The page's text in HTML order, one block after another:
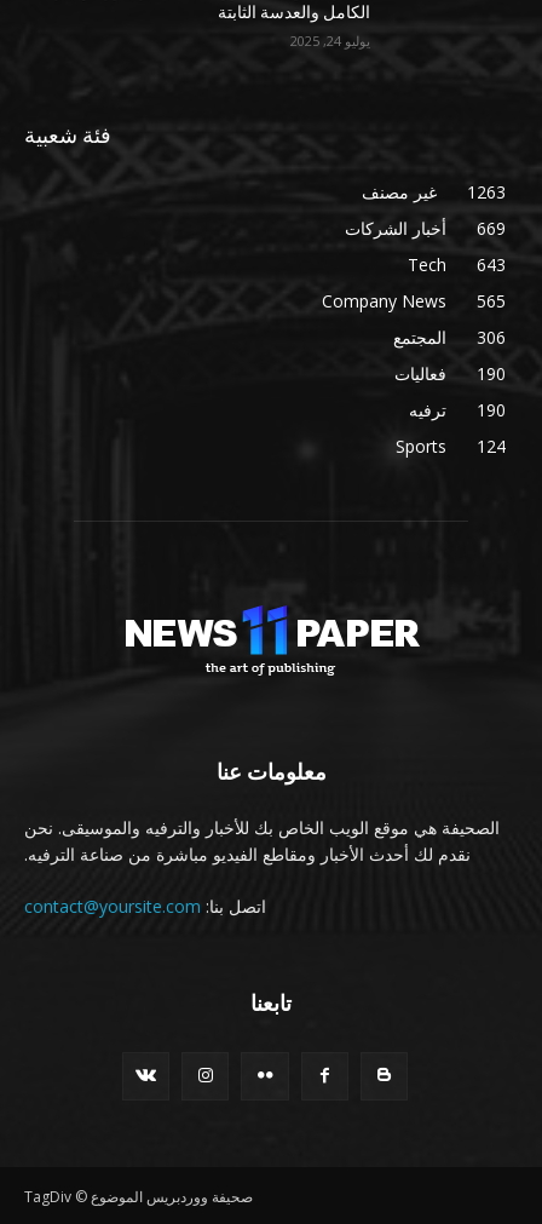
الكامل والعدسة الثابتة
يوليو 24, 2025
فئة شعبية
غير مصنف
1263
أخبار الشركات
669
Tech
643
Company News
565
المجتمع
306
فعاليات
190
ترفيه
190
Sports
124
معلومات عنا
الصحيفة هي موقع الويب الخاص بك للأخبار والترفيه والموسيقى. نحن
نقدم لك أحدث الأخبار ومقاطع الفيديو مباشرة من صناعة الترفيه.
اتصل بنا: contact@yoursite.com
تابعنا
صحيفة ووردبريس الموضوع © TagDiv